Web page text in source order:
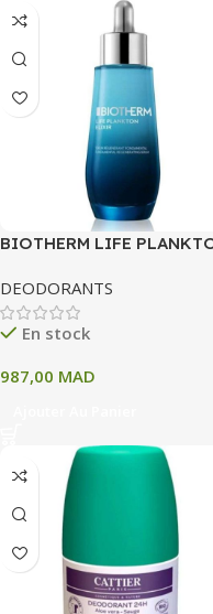
BIOTHERM LIFE
DEODORANTS
En stock
987,00 MAD